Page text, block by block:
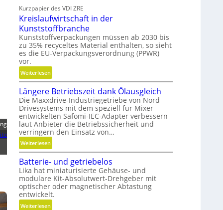
i
c
h
c
h
n
e
l
l
g
e
n
a
u
p
o
s
i
t
o
n
i
e
r
Kurzpapier des VDI ZRE
Kreislaufwirtschaft in der
Kunststoffbranche
Kunststoffverpackungen müssen ab 2030 bis
zu 35% recyceltes Material enthalten, so sieht
es die EU-Verpackungsverordnung (PPWR)
vor.
Weiterlesen:
K
e
i
s
l
a
u
w
i
r
t
s
Längere Betriebszeit dank Ölausgleich
Die Maxxdrive-Industriegetriebe von Nord
Drivesystems mit dem speziell für Mixer
entwickelten Safomi-IEC-Adapter verbessern
laut Anbieter die Betriebssicherheit und
verringern den Einsatz von…
Weiterlesen:
L
ä
n
g
e
r
Batterie- und getriebelos
Lika hat miniaturisierte Gehäuse- und
modulare Kit-Absolutwert-Drehgeber mit
optischer oder magnetischer Abtastung
entwickelt.
Weiterlesen: